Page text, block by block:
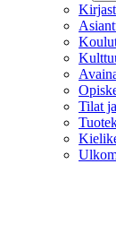
Tilat